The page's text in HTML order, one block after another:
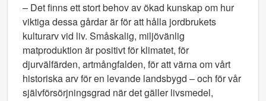
– Det finns ett stort behov av ökad kunskap om hur
viktiga dessa gårdar är för att hålla jordbrukets
kulturarv vid liv. Småskalig, miljövänlig
matproduktion är positivt för klimatet, för
djurvälfärden, artmångfalden, för att värna om vårt
historiska arv för en levande landsbygd – och för vår
självförsörjningsgrad när det gäller livsmedel,